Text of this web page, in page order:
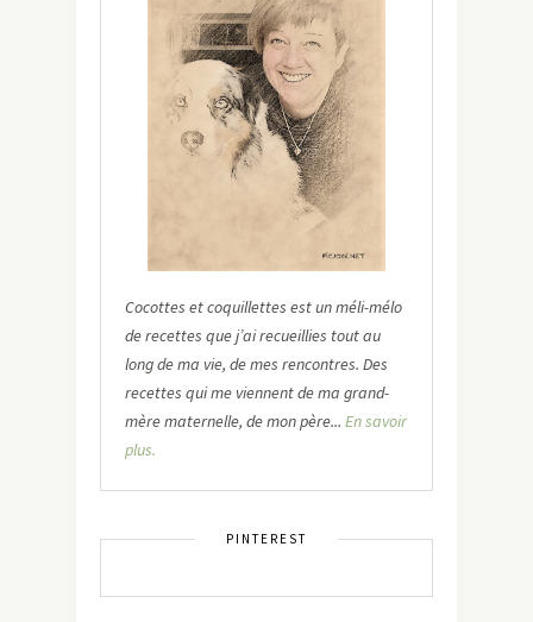
Cocottes et coquillettes est un méli-mélo
de recettes que j’ai recueillies tout au
long de ma vie, de mes rencontres. Des
recettes qui me viennent de ma grand-
mère maternelle, de mon père... En savoir
plus.
PINTEREST